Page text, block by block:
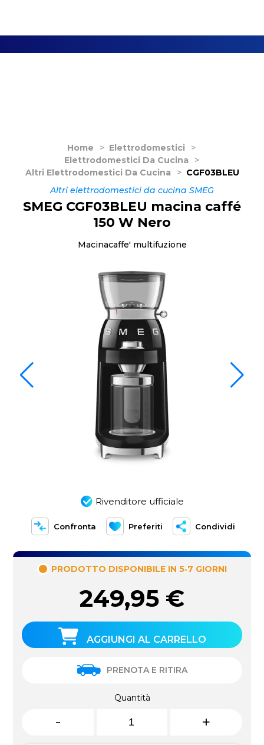
Home > Elettrodomestici
>
Elettrodomestici Da Cucina
>
Altri Elettrodomestici Da Cucina
> CGF03BLEU
Altri elettrodomestici da cucina SMEG
Rivenditore ufficiale
Confronta Preferiti Condividi
SMEG CGF03BLEU macina caffé
150 W Nero
Macinacaffe' multifuzione
PRODOTTO DISPONIBILE IN 5‑7 GIORNI
249,95 €
AGGIUNGI AL CARRELLO
PRENOTA E RITIRA
Quantità
- +